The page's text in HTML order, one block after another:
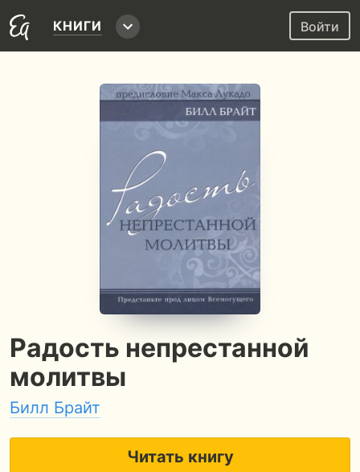
КНИГИ Войти
Радость непрестанной
молитвы
Билл Брайт
Читать книгу